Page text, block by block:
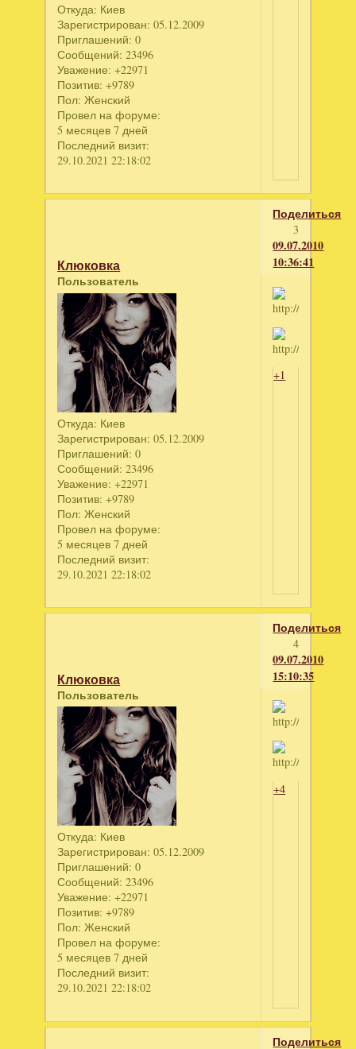
Откуда: Киев
Зарегистрирован: 05.12.2009
Приглашений: 0
Сообщений: 23496
Уважение: +22971
Позитив: +9789
Пол: Женский
Провел на форуме:
5 месяцев 7 дней
Последний визит:
29.10.2021 22:18:02
Поделиться
3
09.07.2010
10:36:41
Клюковка
Пользователь
Откуда: Киев
Зарегистрирован: 05.12.2009
Приглашений: 0
Сообщений: 23496
Уважение: +22971
Позитив: +9789
Пол: Женский
Провел на форуме:
5 месяцев 7 дней
Последний визит:
29.10.2021 22:18:02
+1
Поделиться
4
09.07.2010
15:10:35
Клюковка
Пользователь
Откуда: Киев
Зарегистрирован: 05.12.2009
Приглашений: 0
Сообщений: 23496
Уважение: +22971
Позитив: +9789
Пол: Женский
Провел на форуме:
5 месяцев 7 дней
Последний визит:
29.10.2021 22:18:02
+4
Поделиться